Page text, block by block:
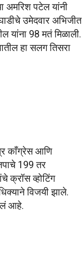
अमरिश पटेल यांनी
उमेदवार अभिजीत
यांना 98 मतं मिळाली.
हा सलग तिसरा
काँग्रेस आणि
199 तर
क्रॉस व्होटिंग
विजयी झाले.
आहे.